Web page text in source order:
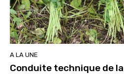
A LA UNE
Conduite technique de